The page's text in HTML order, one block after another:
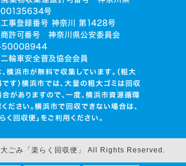
意
り依頼
り依頼
頼
ごみ「楽らく回収便」 All Rights Reserved.